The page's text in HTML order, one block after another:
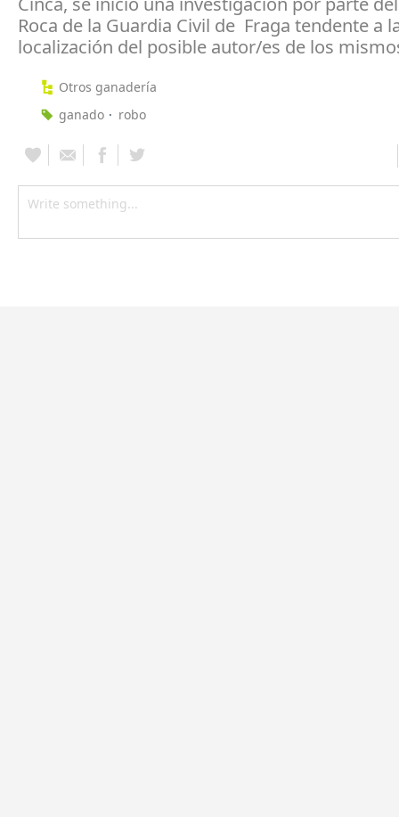
Roca de la Guardia Civil de Fraga tendente a
localización del posible autor/es de los
Otros ganadería
ganado
robo